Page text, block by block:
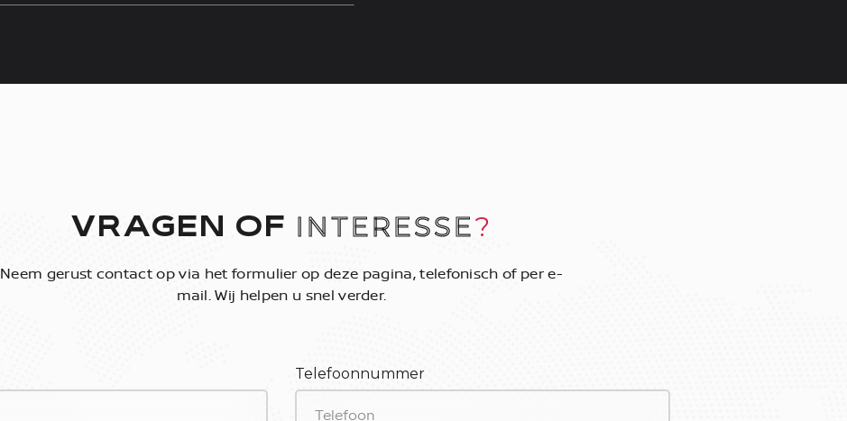
VRAGEN OF INTERESSE?
Neem gerust contact op via het formulier op deze pagina, telefonisch of per e-
mail. Wij helpen u snel verder.
Telefoonnummer